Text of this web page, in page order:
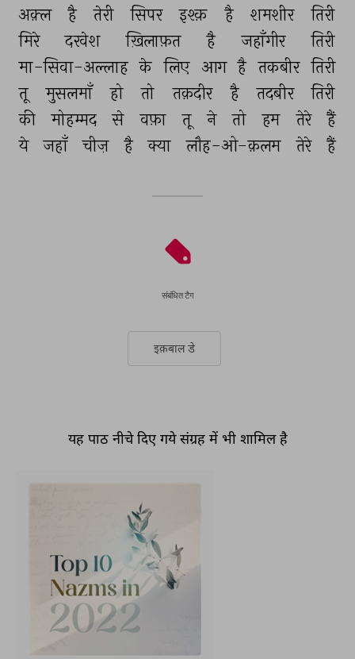
अक़्ल
है तेरी सिपर इश्क़ है शमशीर
तिरी
मिरे
दरवेश ख़िलाफ़त है जहाँगीर
तिरी
मा-सिवा-अल्लाह के लिए आग है तकबीर तिरी
तू
मुसलमाँ हो तो तक़दीर है तदबीर
तिरी
की
मोहम्मद से वफ़ा तू ने तो हम तेरे
हैं
ये
जहाँ चीज़ है क्या लौह-ओ-क़लम तेरे हैं
संबंधित टैग
इक़बाल डे
यह पाठ नीचे दिए गये संग्रह में भी शामिल है